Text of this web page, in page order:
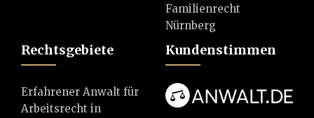
Familienrecht
Nürnberg
Rechtsgebiete
Erfahrener Anwalt für
Arbeitsrecht in
Kundenstimmen